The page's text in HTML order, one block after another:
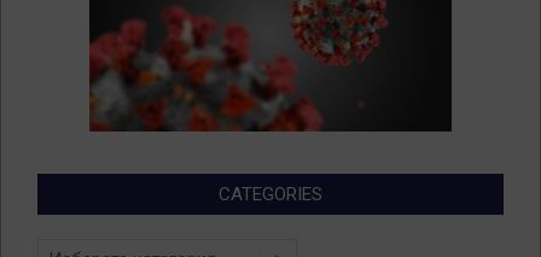
CATEGORIES
Categories